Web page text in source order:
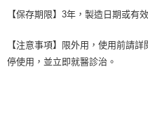
【保存期限】3年，製造日期或有
【注意事項】限外用，使用前請
停使用，並立即就醫診治。